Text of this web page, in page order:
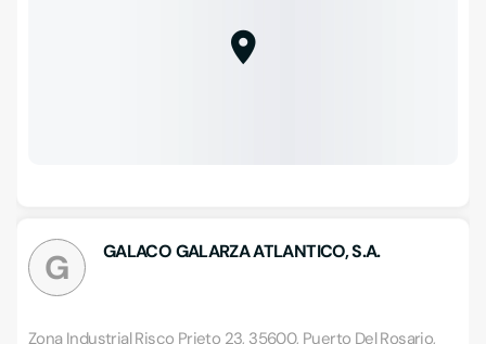
G GALACO GALARZA ATLANTICO, S.A.
Zona Industrial Risco Prieto 23, 35600, Puerto Del Rosario,